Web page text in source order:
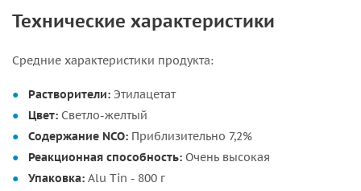
Технические характеристики
Средние характеристики продукта:
Растворители: Этилацетат
Цвет: Светло-желтый
Содержание NCO: Приблизительно 7,2%
Реакционная способность: Очень высокая
Упаковка: Alu Tin - 800 г